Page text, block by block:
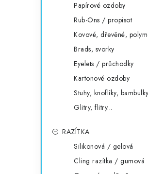
Papírové ozdoby
Rub-Ons / propisot
Kovové, dřevěné,
Brads, svorky
Eyelets / průchodky
Kartonové ozdoby
Stuhy, knoflíky, bambulky
Glitry, flitry...
RAZÍTKA
Silikonová / gelová
Cling razítka / gumová